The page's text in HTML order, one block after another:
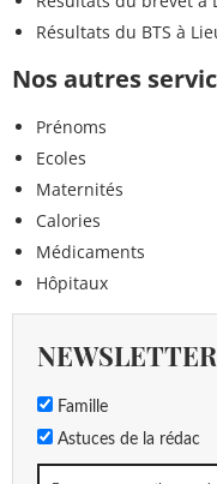
Résultats du BTS à
Nos autres
Prénoms
Ecoles
Maternités
Calories
Médicaments
Hôpitaux
Famille
Astuces de la rédac